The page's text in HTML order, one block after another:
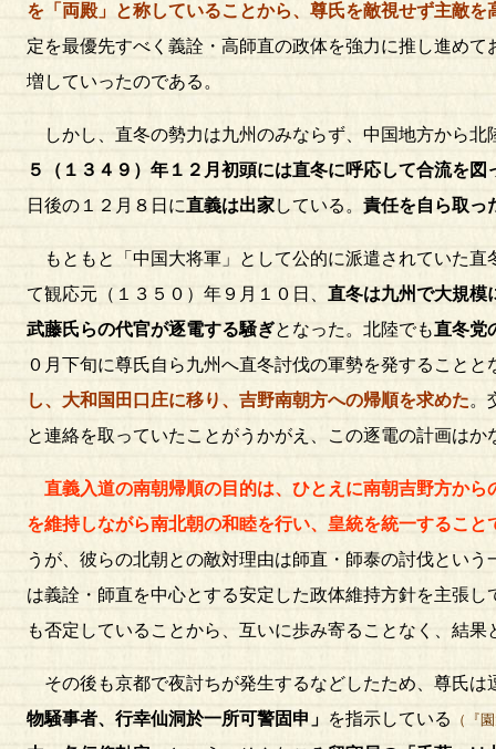
を「両殿」と称していることから、尊氏を敵視せず主敵を
定を最優先すべく義詮・高師直の政体を強力に推し進め
増していったのである。
しかし、直冬の勢力は九州のみならず、中国地方から北
５（１３４９）年１２月初頭には直冬に呼応して合流を図
日後の１２月８日に直義は出家している。 責任を自ら取っ
もともと「中国大将軍」として公的に派遣されていた
て観応元（１３５０）年９月１０日、 直冬は九州で大規模
武藤氏らの代官が逐電する騒ぎとなった。北陸でも直冬党
０月下旬に尊氏自ら九州へ直冬討伐の軍勢を発すること
し、大和国田口庄に移り、吉野南朝方への帰順を求めた。
と連絡を取っていたことがうかがえ、この逐電の計画は
直義入道の南朝帰順の目的は、ひとえに南朝吉野方か
を維持しながら南北朝の和睦を行い、皇統を統一するこ
うが、彼らの北朝との敵対理由は師直・師泰の討伐とい
は義詮・師直を中心とする安定した政体維持方針を主張
も否定していることから、互いに歩み寄ることなく、結
その後も京都で夜討ちが発生するなどしたため、尊氏
物騒事者、行幸仙洞於一所可警固申」 を指示している （『